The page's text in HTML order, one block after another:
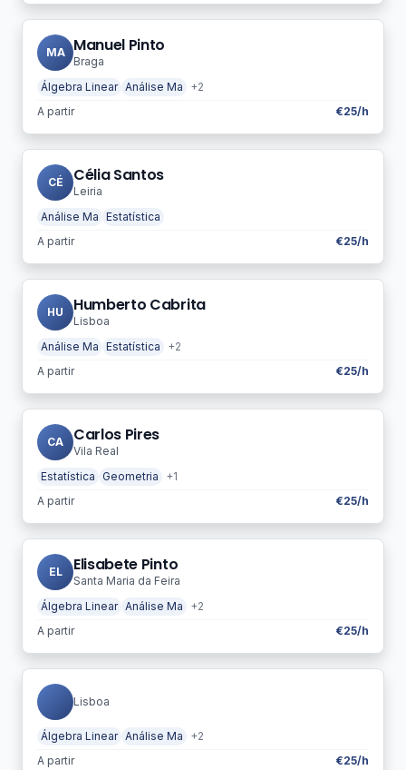
MA Manuel Pinto
Braga
Álgebra Linear Análise Ma
+2
A partir
€25/h
CÉ Célia Santos
Leiria
Análise Ma Estatística
A partir
€25/h
HU Humberto Cabrita
Lisboa
Análise Ma Estatística
+2
A partir
€25/h
CA Carlos Pires
Vila Real
Estatística
Geometria
+1
A partir
€25/h
EL Elisabete Pinto
Santa Maria da Feira
Álgebra Linear Análise Ma
+2
A partir
€25/h
Lisboa
Álgebra Linear Análise Ma
+2
A partir
€25/h